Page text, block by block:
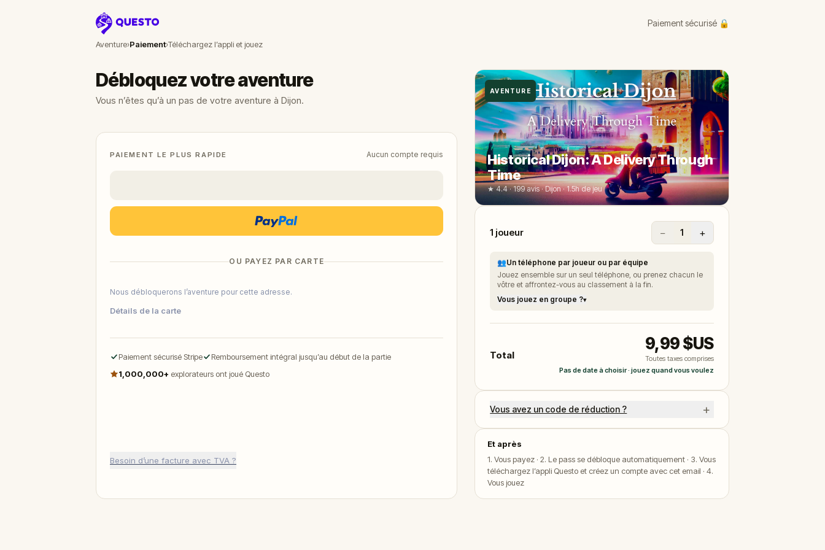
Questo
Paiement sécurisé 🔒
Aventure›Paiement›Téléchargez l’appli et jouez
Débloquez votre aventure
Vous n’êtes qu’à un pas de votre aventure à Dijon.
PAIEMENT LE PLUS RAPIDE Aucun compte requis
OU PAYEZ PAR CARTE
Nous débloquerons l’aventure pour cette adresse.
Détails de la carte
Paiement sécurisé Stripe
Remboursement intégral jusqu’au début de la partie
1,000,000+ explorateurs ont joué Questo
Besoin d’une facture avec TVA ?
AVENTURE
Historical Dijon: A Delivery Through
Time
★ 4.4 · 199 avis · Dijon · 1.5h de jeu
1 joueur − 1 +
👥Un téléphone par joueur ou par équipe
Jouez ensemble sur un seul téléphone, ou prenez chacun le
vôtre et affrontez-vous au classement à la fin.
Vous jouez en groupe ?▾
Total
9,99 $US
Toutes taxes comprises
Pas de date à choisir · jouez quand vous voulez
Vous avez un code de réduction ? +
Et après
1. Vous payez · 2. Le pass se débloque automatiquement · 3. Vous
téléchargez l’appli Questo et créez un compte avec cet email · 4.
Vous jouez